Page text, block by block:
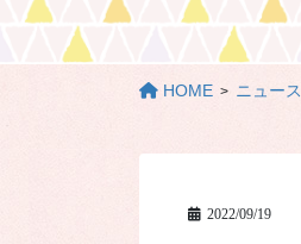
HOME ニュース
2022/09/19